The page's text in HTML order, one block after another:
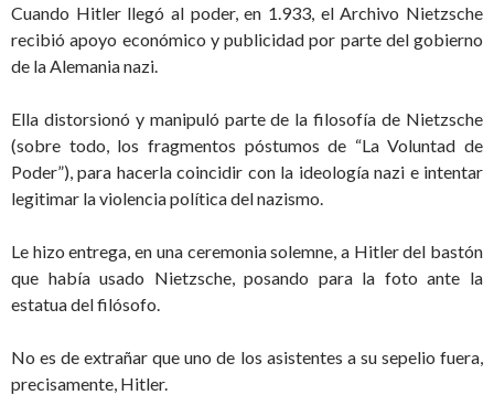
Cuando Hitler llegó al poder, en 1.933, el Archivo Nietzsche
recibió apoyo económico y publicidad por parte del gobierno
de la Alemania nazi.
Ella distorsionó y manipuló parte de la filosofía de Nietzsche
(sobre todo, los fragmentos póstumos de “La Voluntad de
Poder”), para hacerla coincidir con la ideología nazi e intentar
legitimar la violencia política del nazismo.
Le hizo entrega, en una ceremonia solemne, a Hitler del bastón
que había usado Nietzsche, posando para la foto ante la
estatua del filósofo.
No es de extrañar que uno de los asistentes a su sepelio fuera,
precisamente, Hitler.